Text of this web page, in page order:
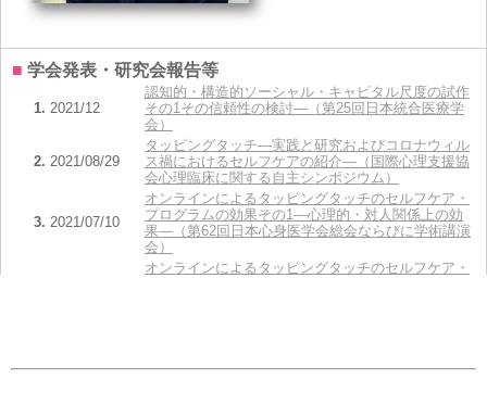
■ 学会発表・研究会報告等
1. 2021/12
認知的・構造的ソーシャル・キャピタル尺度の試作
その1 その信頼性の検討―（第25回日本統合医療学
会）
2. 2021/08/29
タッピングタッチ ―実践と研究およびコロナウィル
ス禍におけるセルフケアの紹介—（国際心理支援協
会心理臨床に関する自主シンポジウム）
3. 2021/07/10
オンラインによるタッピングタッチのセルフケア・
プログラムの効果その1―心理的・対人関係上の効
果―（第62回日本心身医学会総会ならびに学術講演
会）
オンラインによるタッピングタッチのセルフケア・
の関連―（第62回日本心身医学会総会ならびに学術